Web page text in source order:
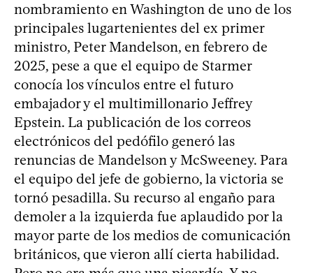
nombramiento en Washington de uno de los
principales lugartenientes del ex primer
ministro, Peter Mandelson, en febrero de
2025, pese a que el equipo de Starmer
conocía los vínculos entre el futuro
embajador y el multimillonario Jeffrey
Epstein. La publicación de los correos
electrónicos del pedófilo generó las
renuncias de Mandelson y McSweeney. Para
el equipo del jefe de gobierno, la victoria se
tornó pesadilla. Su recurso al engaño para
demoler a la izquierda fue aplaudido por la
mayor parte de los medios de comunicación
británicos, que vieron allí cierta habilidad.